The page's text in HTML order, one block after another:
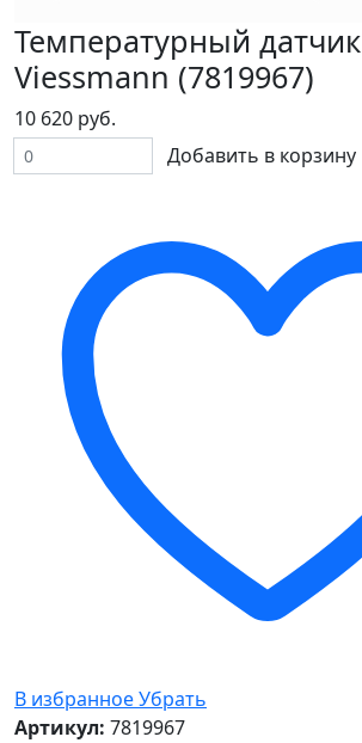
Температурный датчик
Viessmann (7819967)
10 620 руб.
Добавить в корзину
В избранноеУбрать
Артикул: 7819967